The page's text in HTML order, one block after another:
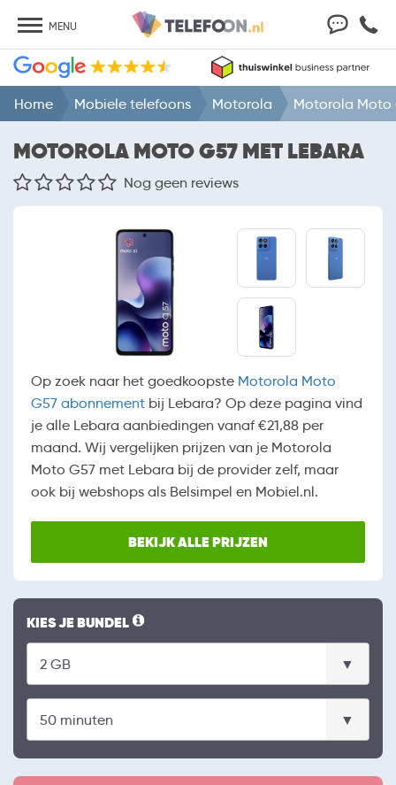
MENU
Home Mobiele telefoons Motorola Motorola Moto
MOTOROLA MOTO G57 MET LEBARA
Nog geen reviews
Op zoek naar het goedkoopste Motorola Moto
G57 abonnement bij Lebara? Op deze pagina vind
je alle Lebara aanbiedingen vanaf €21,88 per
maand. Wij vergelijken prijzen van je Motorola
Moto G57 met Lebara bij de provider zelf, maar
ook bij webshops als Belsimpel en Mobiel.nl.
BEKIJK ALLE PRIJZEN
KIES JE BUNDEL